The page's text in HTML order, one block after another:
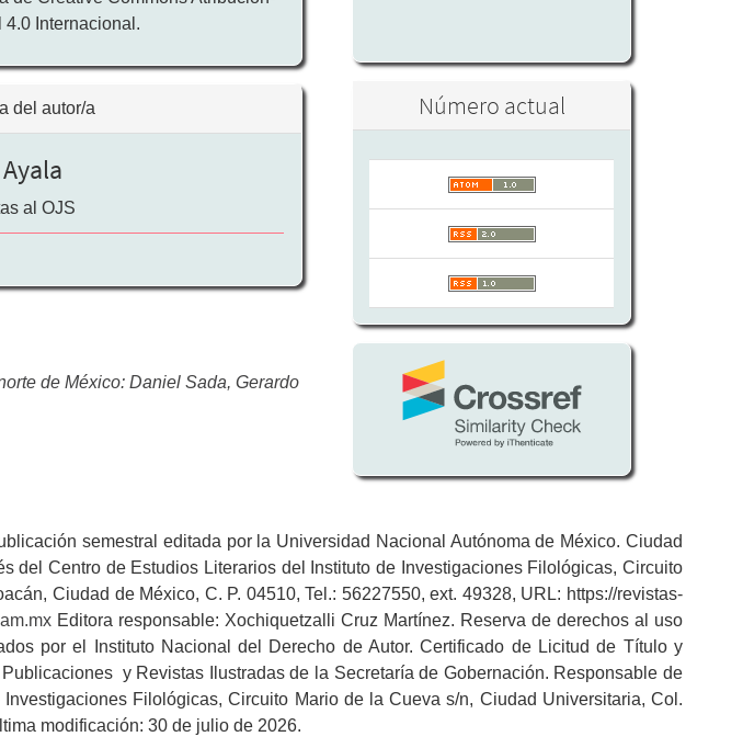
4.0 Internacional.
del autor/a
al OJS
de México: Daniel Sada, Gerardo
Número actual
semestral editada por la Universidad Nacional Autónoma de México. Ciudad
del Centro de Estudios Literarios del Instituto de Investigaciones Filológicas, Circuito
Ciudad de México, C. P. 04510, Tel.: 56227550, ext. 49328, URL: https://revistas-
Editora responsable: Xochiquetzalli Cruz Martínez. Reserva de derechos al uso
por el Instituto Nacional del Derecho de Autor. Certificado de Licitud de Título y
y Revistas Ilustradas de la Secretaría de Gobernación. Responsable de
Filológicas, Circuito Mario de la Cueva s/n, Ciudad Universitaria, Col.
modificación: 30 de julio de 2026.